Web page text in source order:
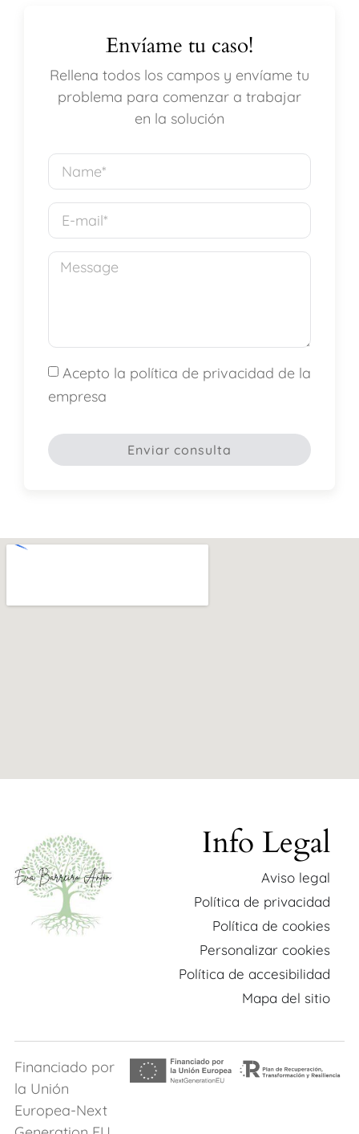
Envíame tu caso!
Rellena todos los campos y envíame tu
problema para comenzar a trabajar
en la solución
Acepto la política de privacidad de la
empresa
Enviar consulta
Info Legal
Aviso legal
Política de privacidad
Política de cookies
Personalizar cookies
Política de accesibilidad
Mapa del sitio
Financiado por
la Unión
Europea-Next